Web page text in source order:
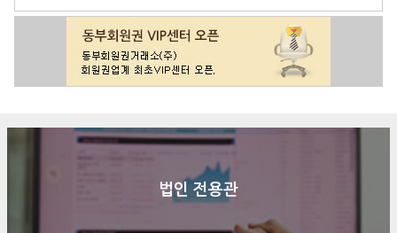
법인 전용관